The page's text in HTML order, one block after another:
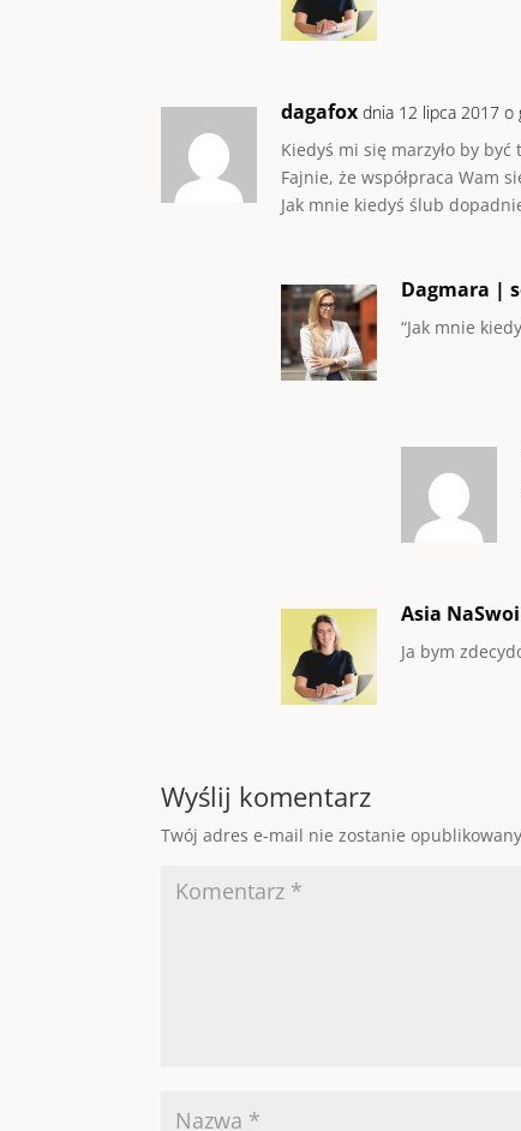
dagafox dnia 12 lipca 2017 o
Kiedyś mi się marzyło by
Fajnie, że współpraca Wam
Jak mnie kiedyś ślub
Dagmara |
“Jak mnie
Asia
Ja bym
Wyślij komentarz
Twój adres e-mail nie zostanie